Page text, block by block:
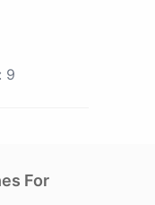
9
For